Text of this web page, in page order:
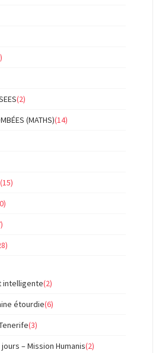
(2)
(MATHS)(14)
(15)
intelligente(2)
étourdie(6)
(3)
– Mission Humanis(2)